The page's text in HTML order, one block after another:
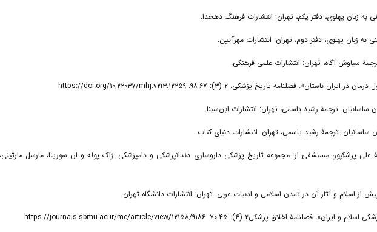
باستان. ترجمۀ علی پزشکپور، مستشفی از: مجموعه تاریخ پزشکی داروسازی دندانپزشکی و دامپزشکی. ژاک پوله و ان سورینا، مارسل